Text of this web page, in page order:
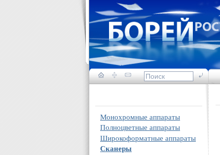
Монохромные аппараты
Полноцветные аппараты
Широкоформатные аппараты
Сканеры